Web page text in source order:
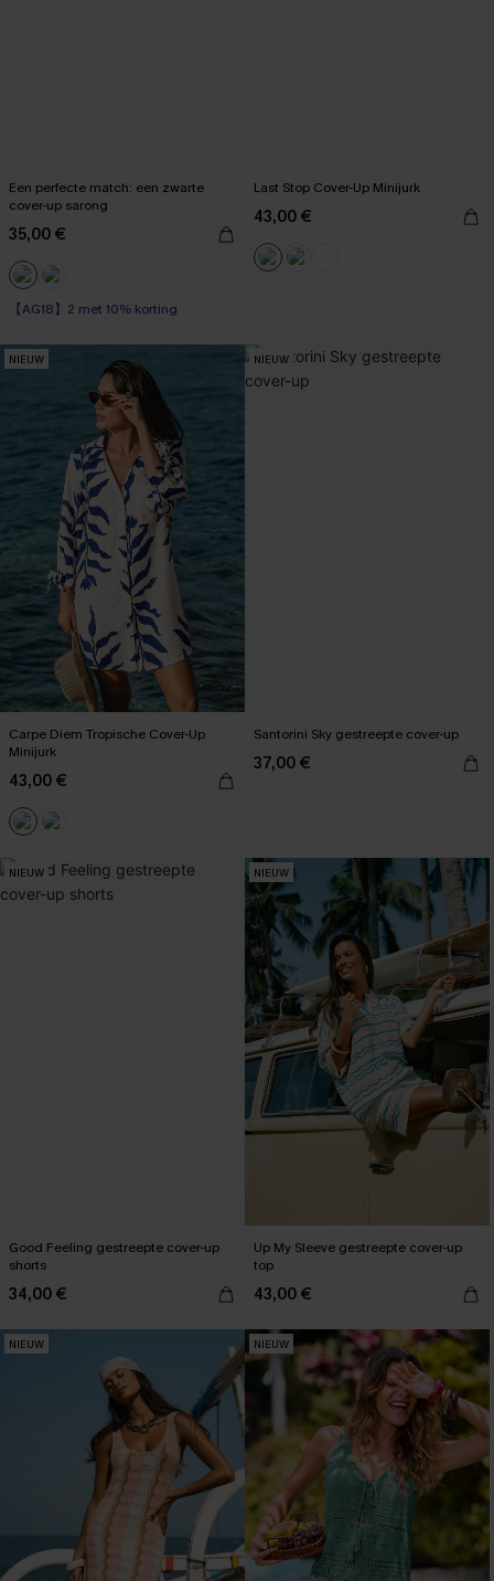
Een perfecte match: een zwarte
cover-up sarong
35,00 €
【AG18】2 met 10% korting
Last Stop Cover-Up Minijurk
43,00 €
NIEUW
Carpe Diem Tropische Cover-Up
Minijurk
43,00 €
NIEUW
Santorini Sky gestreepte cover-up
37,00 €
NIEUW
Good Feeling gestreepte cover-up
shorts
34,00 €
NIEUW
Up My Sleeve gestreepte cover-up
top
43,00 €
NIEUW NIEUW